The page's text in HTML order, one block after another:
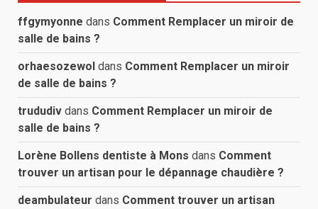
ffgymyonne dans Comment Remplacer un miroir de
salle de bains ?
orhaesozewol dans Comment Remplacer un miroir
de salle de bains ?
trududiv dans Comment Remplacer un miroir de
salle de bains ?
Lorène Bollens dentiste à Mons dans Comment
trouver un artisan pour le dépannage chaudière ?
deambulateur dans Comment trouver un artisan